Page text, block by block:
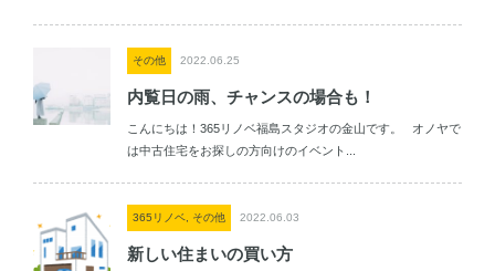
その他 2022.06.25
内覧日の雨、チャンスの場合も！
こんにちは！365リノベ福島スタジオの金山です。 オノヤで
は中古住宅をお探しの方向けのイベント...
365リノベ, その他 2022.06.03
新しい住まいの買い方